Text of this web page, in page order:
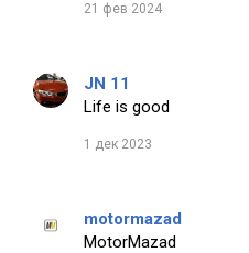
21 фев 2024
JN 11
Life is good
1 дек 2023
motormazad
MotorMazad